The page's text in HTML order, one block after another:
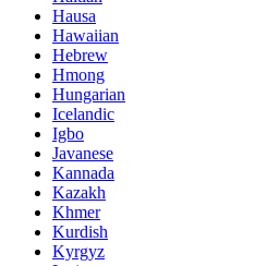
Hausa
Hawaiian
Hebrew
Hmong
Hungarian
Icelandic
Igbo
Javanese
Kannada
Kazakh
Khmer
Kurdish
Kyrgyz